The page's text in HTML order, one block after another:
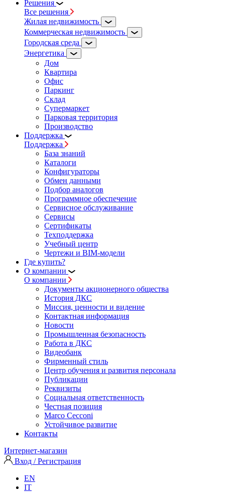
Решения
Все решения
Жилая недвижимость
Коммерческая недвижимость
Городская среда
Энергетика
Дом
Квартира
Офис
Паркинг
Склад
Супермаркет
Парковая территория
Производство
Поддержка
Поддержка
База знаний
Каталоги
Конфигураторы
Обмен данными
Подбор аналогов
Программное обеспечение
Сервисное обслуживание
Сервисы
Сертификаты
Техподдержка
Учебный центр
Чертежи и BIM-модели
Где купить?
О компании
О компании
Документы акционерного общества
История ДКС
Миссия, ценности и видение
Контактная информация
Новости
Промышленная безопасность
Работа в ДКС
Видеобанк
Фирменный стиль
Центр обучения и развития персонала
Публикации
Реквизиты
Социальная ответственность
Честная позиция
Marco Cecconi
Устойчивое развитие
Контакты
Интернет-магазин
Вход / Регистрация
EN
IT